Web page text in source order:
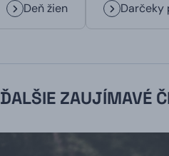
Deň žien Darčeky
ĎALŠIE ZAUJÍMAVÉ